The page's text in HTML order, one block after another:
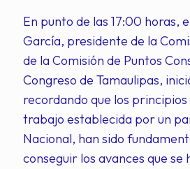
En punto de las 17:00 horas,
García, presidente de la
de la Comisión de Puntos
Congreso de Tamaulipas,
recordando que los
trabajo establecida por un
Nacional, han sido
conseguir los avances que se